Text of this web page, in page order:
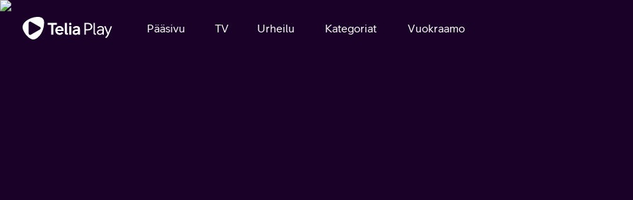
Tärkeä viesti
Pääsivu TV Urheilu Kategoriat Vuokraamo